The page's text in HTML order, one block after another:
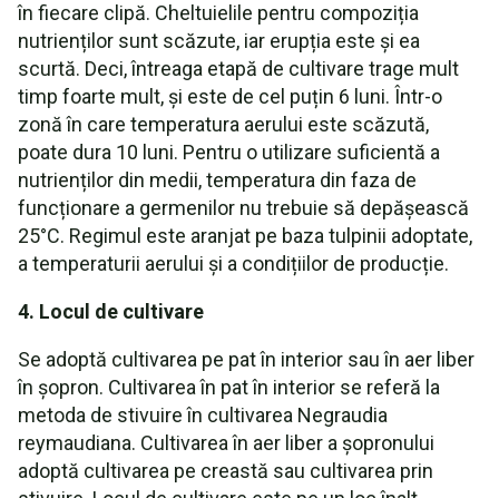
în fiecare clipă. Cheltuielile pentru compoziția
nutrienților sunt scăzute, iar erupția este și ea
scurtă. Deci, întreaga etapă de cultivare trage mult
timp foarte mult, și este de cel puțin 6 luni. Într-o
zonă în care temperatura aerului este scăzută,
poate dura 10 luni. Pentru o utilizare suficientă a
nutrienților din medii, temperatura din faza de
funcționare a germenilor nu trebuie să depășească
25°C. Regimul este aranjat pe baza tulpinii adoptate,
a temperaturii aerului și a condițiilor de producție.
4. Locul de cultivare
Se adoptă cultivarea pe pat în interior sau în aer liber
în șopron. Cultivarea în pat în interior se referă la
metoda de stivuire în cultivarea Negraudia
reymaudiana. Cultivarea în aer liber a șopronului
adoptă cultivarea pe creastă sau cultivarea prin